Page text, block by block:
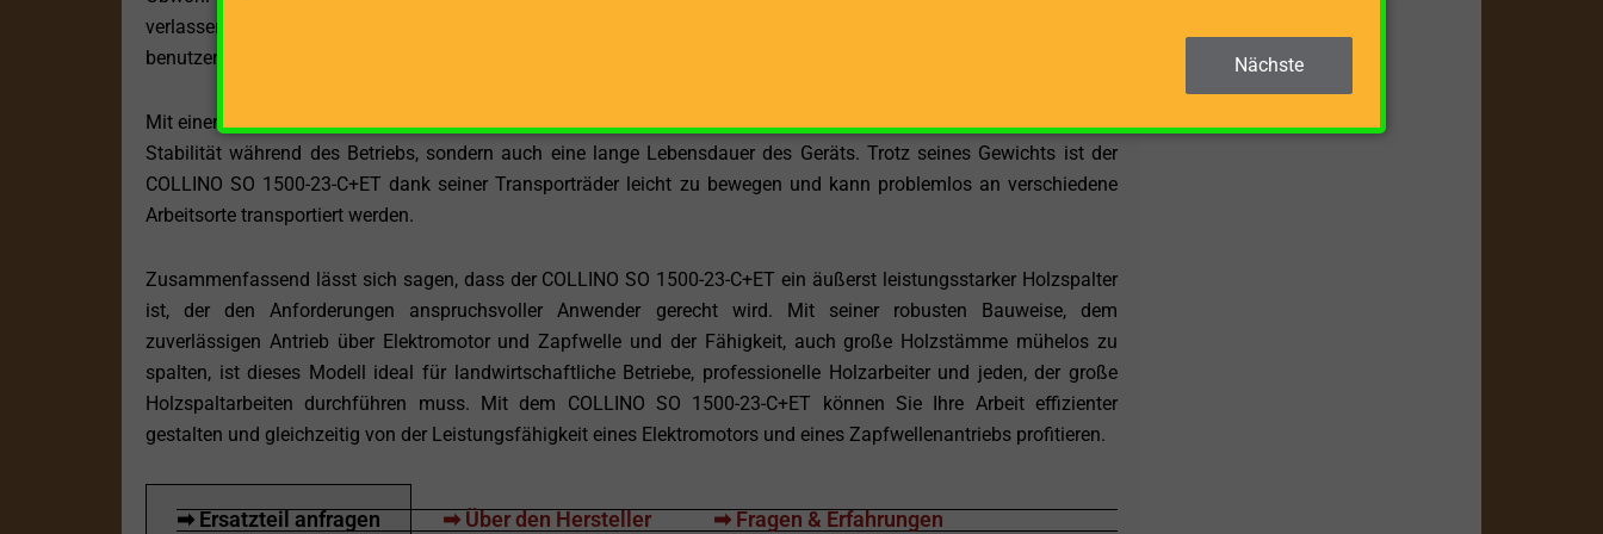
verlassen, dass der COLLINO SO 1500-23-C+ET eine zuverlässige Arbeitsleistung bietet. Die Bedienung ist
benutzerfreundlich und intuitiv gestaltet, was die Produktivität steigert und die Lernkurve für die Benutzer minimiert.
Mit einem Gewicht von 980 kg ist dieser Holzspalter stabil und robust gebaut. Dies gewährleistet nicht nur eine hohe
Stabilität während des Betriebs, sondern auch eine lange Lebensdauer des Geräts. Trotz seines Gewichts ist der
COLLINO SO 1500-23-C+ET dank seiner Transporträder leicht zu bewegen und kann problemlos an verschiedene
Arbeitsorte transportiert werden.
Zusammenfassend lässt sich sagen, dass der COLLINO SO 1500-23-C+ET ein äußerst leistungsstarker Holzspalter
ist, der den Anforderungen anspruchsvoller Anwender gerecht wird. Mit seiner robusten Bauweise, dem
zuverlässigen Antrieb über Elektromotor und Zapfwelle und der Fähigkeit, auch große Holzstämme mühelos zu
spalten, ist dieses Modell ideal für landwirtschaftliche Betriebe, professionelle Holzarbeiter und jeden, der große
Holzspaltarbeiten durchführen muss. Mit dem COLLINO SO 1500-23-C+ET können Sie Ihre Arbeit effizienter
gestalten und gleichzeitig von der Leistungsfähigkeit eines Elektromotors und eines Zapfwellenantriebs profitieren.
➡ Ersatzteil anfragen ➡ Über den Hersteller ➡ Fragen & Erfahrungen
Nächste